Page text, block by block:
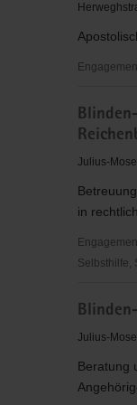
Limbach
Julius-
in
Selbsthilfe,
und
Sachsen
e.
Julius-
Beratung